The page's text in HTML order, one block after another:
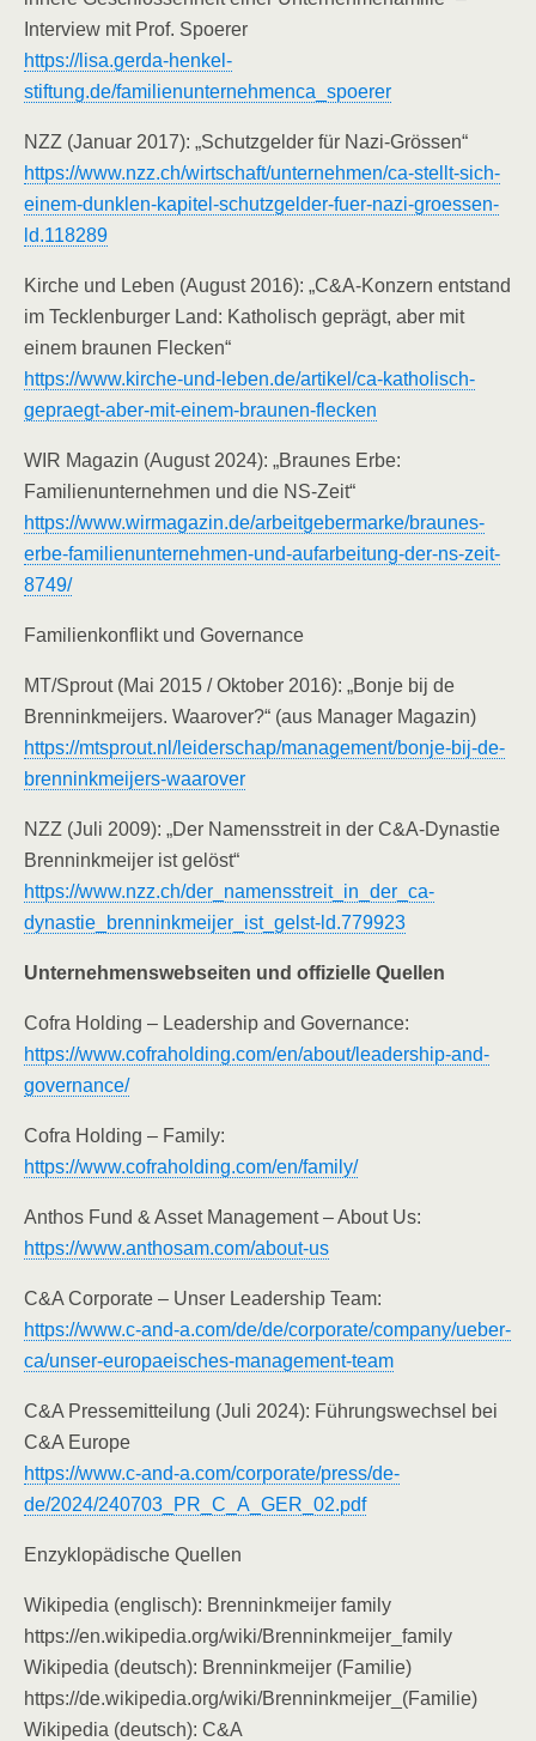
Interview mit Prof. Spoerer
https://lisa.gerda-henkel-
stiftung.de/familienunternehmenca_spoerer
NZZ (Januar 2017): „Schutzgelder für Nazi-Grössen“
https://www.nzz.ch/wirtschaft/unternehmen/ca-stellt-sich-
einem-dunklen-kapitel-schutzgelder-fuer-nazi-groessen-
ld.118289
Kirche und Leben (August 2016): „C&A-Konzern entstand
im Tecklenburger Land: Katholisch geprägt, aber mit
einem braunen Flecken“
https://www.kirche-und-leben.de/artikel/ca-katholisch-
gepraegt-aber-mit-einem-braunen-flecken
WIR Magazin (August 2024): „Braunes Erbe:
Familienunternehmen und die NS-Zeit“
https://www.wirmagazin.de/arbeitgebermarke/braunes-
erbe-familienunternehmen-und-aufarbeitung-der-ns-zeit-
8749/
Familienkonflikt und Governance
MT/Sprout (Mai 2015 / Oktober 2016): „Bonje bij de
Brenninkmeijers. Waarover?“ (aus Manager Magazin)
https://mtsprout.nl/leiderschap/management/bonje-bij-de-
brenninkmeijers-waarover
NZZ (Juli 2009): „Der Namensstreit in der C&A-Dynastie
Brenninkmeijer ist gelöst“
https://www.nzz.ch/der_namensstreit_in_der_ca-
dynastie_brenninkmeijer_ist_gelst-ld.779923
Unternehmenswebseiten und offizielle Quellen
Cofra Holding – Leadership and Governance:
https://www.cofraholding.com/en/about/leadership-and-
governance/
Cofra Holding – Family:
https://www.cofraholding.com/en/family/
Anthos Fund & Asset Management – About Us:
https://www.anthosam.com/about-us
C&A Corporate – Unser Leadership Team:
https://www.c-and-a.com/de/de/corporate/company/ueber-
ca/unser-europaeisches-management-team
C&A Pressemitteilung (Juli 2024): Führungswechsel bei
C&A Europe
https://www.c-and-a.com/corporate/press/de-
de/2024/240703_PR_C_A_GER_02.pdf
Enzyklopädische Quellen
Wikipedia (englisch): Brenninkmeijer family
https://en.wikipedia.org/wiki/Brenninkmeijer_family
Wikipedia (deutsch): Brenninkmeijer (Familie)
https://de.wikipedia.org/wiki/Brenninkmeijer_(Familie)
Wikipedia (deutsch): C&A